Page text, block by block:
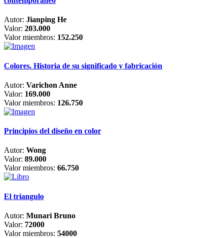
Autor: Jianping He
Valor: 203.000
Valor miembros: 152.250
Colores. Historia de su significado y fabricación
Autor: Varichon Anne
Valor: 169.000
Valor miembros: 126.750
Principios del diseño en color
Autor: Wong
Valor: 89.000
Valor miembros: 66.750
El triangulo
Autor: Munari Bruno
Valor: 72000
Valor miembros: 54000